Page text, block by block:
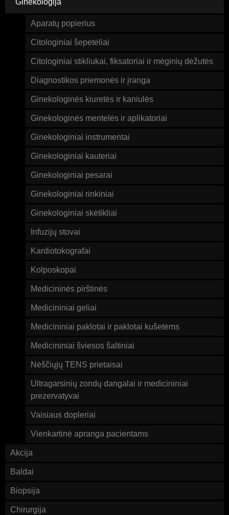
Ginekologija
Aparatų popierius
Citologiniai šepetėliai
Citologiniai stikliukai, fiksatoriai ir mėginių dėžutės
Diagnostikos priemonės ir įranga
Ginekologinės kiuretės ir kaniulės
Ginekologinės mentelės ir aplikatoriai
Ginekologiniai instrumentai
Ginekologiniai kauteriai
Ginekologiniai pesarai
Ginekologiniai rinkiniai
Ginekologiniai skėtikliai
Infuzijų stovai
Kardiotokografai
Kolposkopai
Medicininės pirštinės
Medicininiai geliai
Medicininiai paklotai ir paklotai kušetėms
Medicininiai šviesos šaltiniai
Nėščiųjų TENS prietaisai
Ultragarsinių zondų dangalai ir medicininiai
prezervatyvai
Vaisiaus dopleriai
Vienkartinė apranga pacientams
Akcija
Baldai
Biopsija
Chirurgija